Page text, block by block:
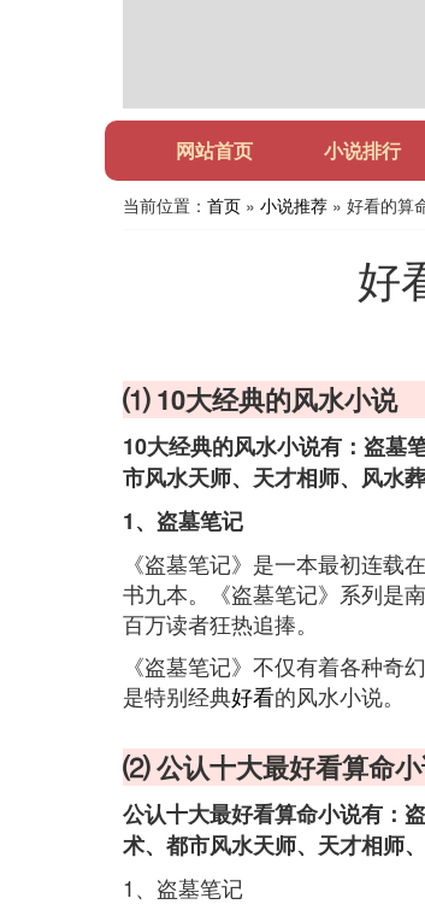
网站首页 小说排行
当前位置： 首页 » 小说推荐 » 好看的算
好
⑴ 10大经典的风水小说
10大经典的风水小说有：盗墓
市风水天师、天才相师、风水葬
1、盗墓笔记
《盗墓笔记》是一本最初连载
书九本。《盗墓笔记》系列是
百万读者狂热追捧。
《盗墓笔记》不仅有着各种奇
是特别经典好看的风水小说。
⑵ 公认十大最好看算命
公认十大最好看算命小说有：
术、都市风水天师、天才相师、
1、盗墓笔记